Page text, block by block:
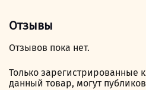
Отзывы
Отзывов пока нет.
Только зарегистрированные
данный товар, могут